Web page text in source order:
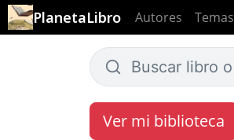
PlanetaLibro Autores Temas
Ver mi biblioteca